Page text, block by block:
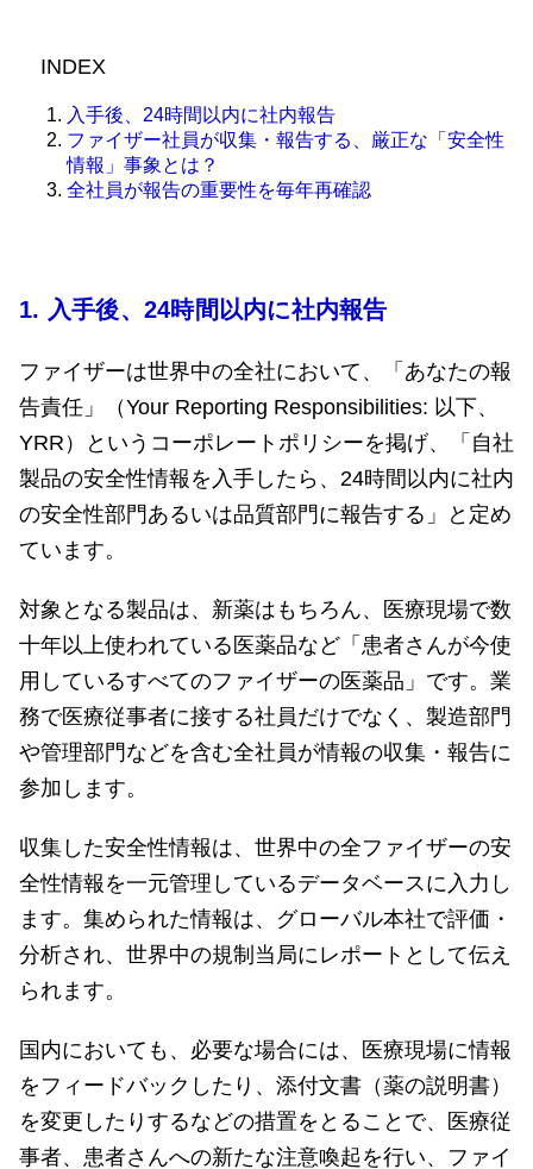
INDEX
入手後、24時間以内に社内報告
ファイザー社員が収集・報告する、厳正な「安全性
情報」事象とは？
全社員が報告の重要性を毎年再確認
1. 入手後、24時間以内に社内報告
ファイザーは世界中の全社において、「あなたの報
告責任」（Your Reporting Responsibilities: 以下、
YRR）というコーポレートポリシーを掲げ、「自社
製品の安全性情報を入手したら、24時間以内に社内
の安全性部門あるいは品質部門に報告する」と定め
ています。
対象となる製品は、新薬はもちろん、医療現場で数
十年以上使われている医薬品など「患者さんが今使
用しているすべてのファイザーの医薬品」です。業
務で医療従事者に接する社員だけでなく、製造部門
や管理部門などを含む全社員が情報の収集・報告に
参加します。
収集した安全性情報は、世界中の全ファイザーの安
全性情報を一元管理しているデータベースに入力し
ます。集められた情報は、グローバル本社で評価・
分析され、世界中の規制当局にレポートとして伝え
られます。
国内においても、必要な場合には、医療現場に情報
をフィードバックしたり、添付文書（薬の説明書）
を変更したりするなどの措置をとることで、医療従
事者、患者さんへの新たな注意喚起を行い、ファイ